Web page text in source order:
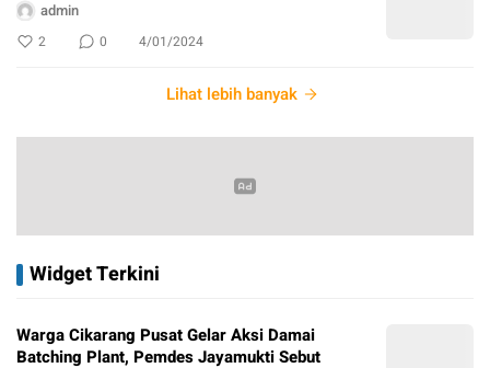
admin
2 0 4/01/2024
Lihat lebih banyak
Widget Terkini
Warga Cikarang Pusat Gelar Aksi Damai
Batching Plant, Pemdes Jayamukti Sebut